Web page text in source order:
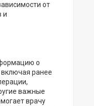
от
и
о
ранее
важные
врачу